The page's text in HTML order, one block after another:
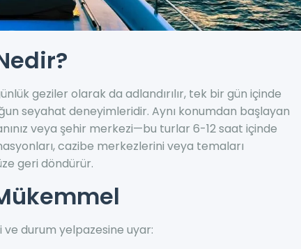
geziler olarak da adlandırılır, tek bir gün içinde
seyahat deneyimleridir. Aynı konumdan başlayan
veya şehir merkezi—bu turlar 6-12 saat içinde
cazibe merkezlerini veya temaları
geri döndürür.
durum yelpazesine uyar: